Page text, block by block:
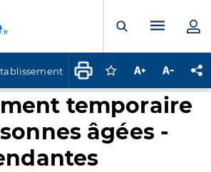
Ouvrir laMenu
Connectez-vous
Augmenter la
temporaire
âgées -